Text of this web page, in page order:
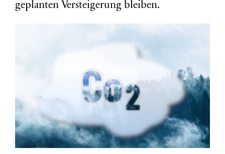
geplanten Versteigerung bleiben.